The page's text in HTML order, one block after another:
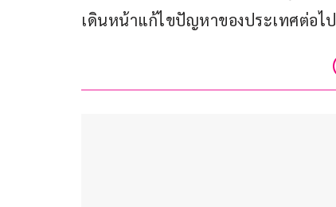
เดินหน้าแก้ไขปัญหาของประเทศต่อไป